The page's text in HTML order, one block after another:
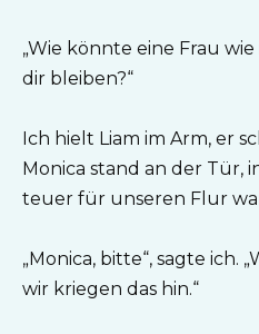
„Wie könnte eine Frau
dir bleiben?“
Ich hielt Liam im Arm, er
Monica stand an der Tür,
teuer für unseren Flur
„Monica, bitte“, sagte ich.
wir kriegen das hin.“